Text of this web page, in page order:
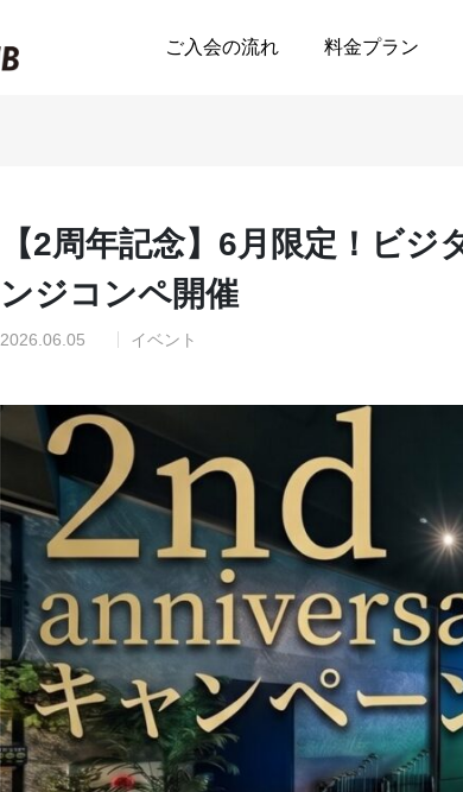
ご入会の流れ 料金プラン
【2周年記念】6月限定！ビジタ
【2周年記念】6月限定！ビ
ンジコンペ開催
2026.06.05 イベント